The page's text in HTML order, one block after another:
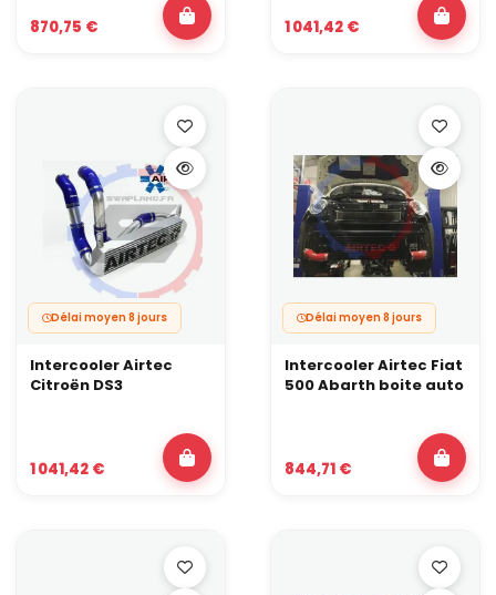
870,75 € 1 041,42 €
Délai moyen 8 jours
Intercooler Airtec
Citroën DS3
1 041,42 €
Délai moyen 8 jours
Intercooler Airtec Fiat
500 Abarth boite auto
844,71 €